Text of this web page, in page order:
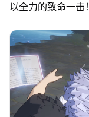
以全力的致命一击！